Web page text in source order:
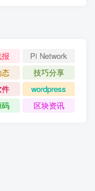
Pi Network
技巧分享
wordpress
区块资讯